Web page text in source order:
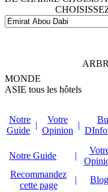
MONDE
ASIE tous les hôtels
Notre
Guide
|
Votre
Opinion
|
Notre Guide |
Recommandez
cette page
| Blog